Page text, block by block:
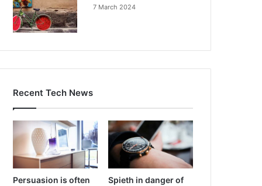
7 March 2024
Recent Tech News
Persuasion is often
Spieth in danger of